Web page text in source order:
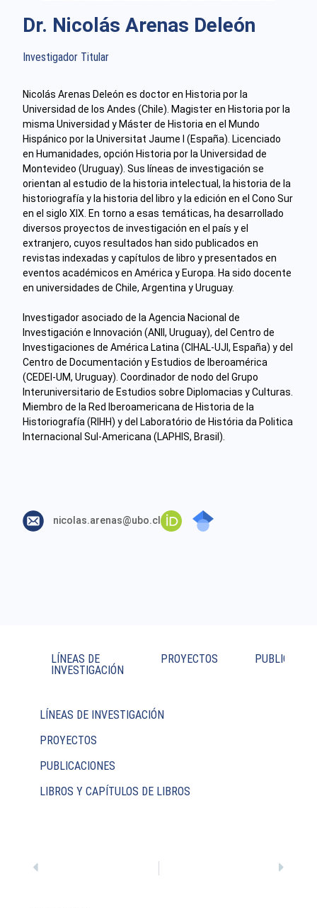
Dr. Nicolás Arenas Deleón
Investigador Titular
Nicolás Arenas Deleón es doctor en Historia por la
Universidad de los Andes (Chile). Magister en Historia por la
misma Universidad y Máster de Historia en el Mundo
Hispánico por la Universitat Jaume I (España). Licenciado
en Humanidades, opción Historia por la Universidad de
Montevideo (Uruguay). Sus líneas de investigación se
orientan al estudio de la historia intelectual, la historia de la
historiografía y la historia del libro y la edición en el Cono Sur
en el siglo XIX. En torno a esas temáticas, ha desarrollado
diversos proyectos de investigación en el país y el
extranjero, cuyos resultados han sido publicados en
revistas indexadas y capítulos de libro y presentados en
eventos académicos en América y Europa. Ha sido docente
en universidades de Chile, Argentina y Uruguay.
Investigador asociado de la Agencia Nacional de
Investigación e Innovación (ANII, Uruguay), del Centro de
Investigaciones de América Latina (CIHAL-UJI, España) y del
Centro de Documentación y Estudios de Iberoamérica
(CEDEI-UM, Uruguay). Coordinador de nodo del Grupo
Interuniversitario de Estudios sobre Diplomacias y Culturas.
Miembro de la Red Iberoamericana de Historia de la
Historiografía (RIHH) y del Laboratório de História da Politica
Internacional Sul-Americana (LAPHIS, Brasil).
LÍNEAS DE
INVESTIGACIÓN
PROYECTOS
LÍNEAS DE INVESTIGACIÓN
PROYECTOS
PUBLICACIONES
LIBROS Y CAPÍTULOS DE LIBROS